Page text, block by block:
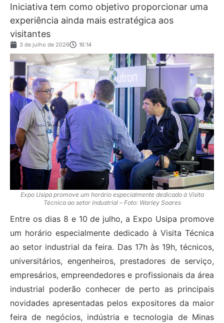
Iniciativa tem como objetivo proporcionar uma
experiência ainda mais estratégica aos
visitantes
3 de julho de 2026 16:14
Expo Usipa promove um horário especialmente dedicado à Visita
Técnica ao setor industrial – Foto: Warley Soares
Entre os dias 8 e 10 de julho, a Expo Usipa promove
um horário especialmente dedicado à Visita Técnica
ao setor industrial da feira. Das 17h às 19h, técnicos,
universitários, engenheiros, prestadores de serviço,
empresários, empreendedores e profissionais da área
industrial poderão conhecer de perto as principais
novidades apresentadas pelos expositores da maior
feira de negócios, indústria e tecnologia de Minas